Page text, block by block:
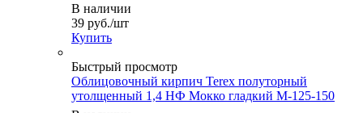
В наличии
39 руб./шт
Купить
Быстрый просмотр
Облицовочный кирпич Terex полуторный
утолщенный 1,4 НФ Мокко гладкий М-125-150